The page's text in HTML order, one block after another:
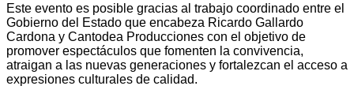
Este evento es posible gracias al trabajo coordinado entre el
Gobierno del Estado que encabeza Ricardo Gallardo
Cardona y Cantodea Producciones con el objetivo de
promover espectáculos que fomenten la convivencia,
atraigan a las nuevas generaciones y fortalezcan el acceso a
expresiones culturales de calidad.